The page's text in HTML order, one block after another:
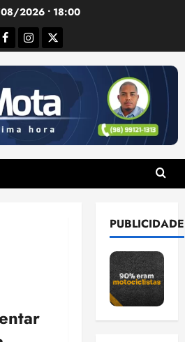
2026 • 18:00
Facebook
Instagram
Twitter
PUBLICIDADE